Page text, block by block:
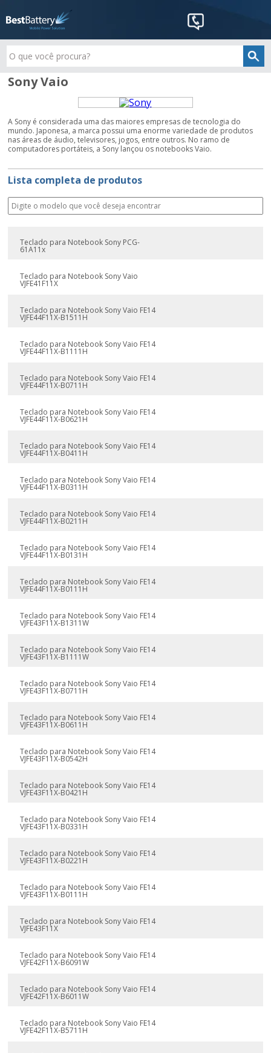
Sony Vaio
A Sony é considerada uma das maiores empresas de tecnologia do
mundo. Japonesa, a marca possui uma enorme variedade de produtos
nas áreas de áudio, televisores, jogos, entre outros. No ramo de
computadores portáteis, a Sony lançou os notebooks Vaio.
Lista completa de produtos
Teclado para Notebook Sony PCG-
61A11x
Teclado para Notebook Sony Vaio
VJFE41F11X
Teclado para Notebook Sony Vaio FE14
VJFE44F11X-B1511H
Teclado para Notebook Sony Vaio FE14
VJFE44F11X-B1111H
Teclado para Notebook Sony Vaio FE14
VJFE44F11X-B0711H
Teclado para Notebook Sony Vaio FE14
VJFE44F11X-B0621H
Teclado para Notebook Sony Vaio FE14
VJFE44F11X-B0411H
Teclado para Notebook Sony Vaio FE14
VJFE44F11X-B0311H
Teclado para Notebook Sony Vaio FE14
VJFE44F11X-B0211H
Teclado para Notebook Sony Vaio FE14
VJFE44F11X-B0131H
Teclado para Notebook Sony Vaio FE14
VJFE44F11X-B0111H
Teclado para Notebook Sony Vaio FE14
VJFE43F11X-B1311W
Teclado para Notebook Sony Vaio FE14
VJFE43F11X-B1111W
Teclado para Notebook Sony Vaio FE14
VJFE43F11X-B0711H
Teclado para Notebook Sony Vaio FE14
VJFE43F11X-B0611H
Teclado para Notebook Sony Vaio FE14
VJFE43F11X-B0542H
Teclado para Notebook Sony Vaio FE14
VJFE43F11X-B0421H
Teclado para Notebook Sony Vaio FE14
VJFE43F11X-B0331H
Teclado para Notebook Sony Vaio FE14
VJFE43F11X-B0221H
Teclado para Notebook Sony Vaio FE14
VJFE43F11X-B0111H
Teclado para Notebook Sony Vaio FE14
VJFE43F11X
Teclado para Notebook Sony Vaio FE14
VJFE42F11X-B6091W
Teclado para Notebook Sony Vaio FE14
VJFE42F11X-B6011W
Teclado para Notebook Sony Vaio FE14
VJFE42F11X-B5711H